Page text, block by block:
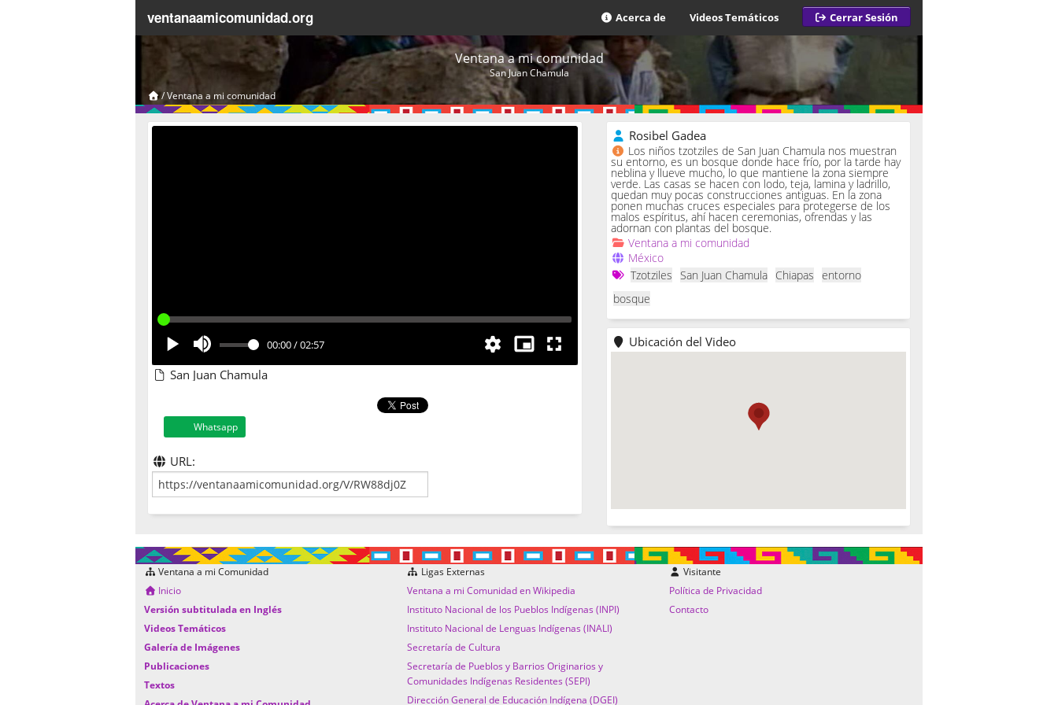
ventanaamicomunidad.org Acerca de Videos Temáticos Cerrar Sesión
Ventana a mi comunidad
San Juan Chamula
/Ventana a mi comunidad
00:00/02:57
San Juan Chamula
Whatsapp
URL:
Rosibel Gadea
Los niños tzotziles de San Juan Chamula nos muestran
su entorno, es un bosque donde hace frío, por la tarde hay
neblina y llueve mucho, lo que mantiene la zona siempre
verde. Las casas se hacen con lodo, teja, lamina y ladrillo,
quedan muy pocas construcciones antiguas. En la zona
ponen muchas cruces especiales para protegerse de los
malos espíritus, ahí hacen ceremonias, ofrendas y las
adornan con plantas del bosque.
Ventana a mi comunidad
México
Tzotziles San Juan Chamula Chiapas entorno
bosque
Ubicación del Video
Ventana a mi Comunidad
Inicio
Versión subtitulada en Inglés
Videos Temáticos
Galería de Imágenes
Publicaciones
Textos
Ligas Externas
Ventana a mi Comunidad en Wikipedia
Instituto Nacional de los Pueblos Indígenas (INPI)
Instituto Nacional de Lenguas Indígenas (INALI)
Secretaría de Cultura
Secretaría de Pueblos y Barrios Originarios y
Comunidades Indígenas Residentes (SEPI)
Dirección General de Educación Indígena (DGEI)
Visitante
Política de Privacidad
Contacto